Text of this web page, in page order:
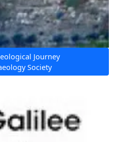
Journey
Society